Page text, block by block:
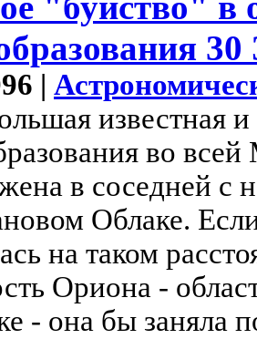
|
известная
во
в соседней с
Облаке.
на таком
Ориона -
- она бы заняла